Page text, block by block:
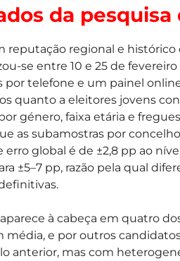
da pesquisa
reputação regional e histórico
se entre 10 e 25 de
telefone e um painel
quanto a eleitores jovens
género, faixa etária e
as subamostras por
global é de ±2,8 pp ao
±5–7 pp, razão pela qual
à cabeça em quatro
e por outros candidatos
anterior, mas com